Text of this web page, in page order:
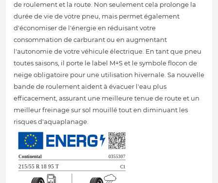
de roulement et la route. Non seulement cela prolonge la
durée de vie de votre pneu, mais permet également
d'économiser de l'énergie en réduisant votre
consommation de carburant ou en augmentant
l'autonomie de votre véhicule électrique. En tant que pneu
toutes saisons, il porte le label M+S et le symbole flocon de
neige obligatoire pour une utilisation hivernale. Sa nouvelle
bande de roulement aident à évacuer l'eau plus
efficacement, assurant une meilleure tenue de route et un
meilleur freinage sur sol mouillé tout en diminuant les
risques d'aquaplanage.